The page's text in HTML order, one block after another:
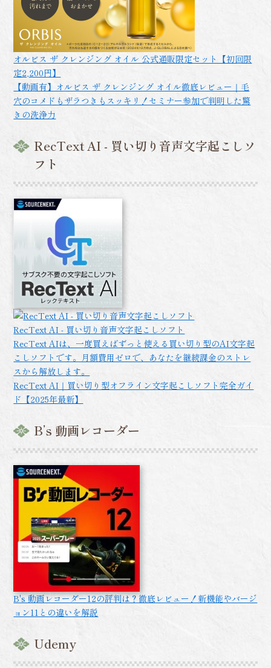
オルビス ザ クレンジング オイル 公式通販限定セット【初回限
定2,200円】
【動画有】オルビス ザ クレンジング オイル徹底レビュー｜毛
穴のコメドもザラつきもスッキリ！セミナー参加で判明した驚
きの洗浄力
RecText AI - 買い切り音声文字起こしソ
フト
RecText AI - 買い切り音声文字起こしソフト
RecText AIは、一度買えばずっと使える買い切り型のAI文字起
こしソフトです。月額費用ゼロで、あなたを継続課金のストレ
スから解放します。
RecText AI｜買い切り型オフライン文字起こしソフト完全ガイ
ド【2025年最新】
B’s 動画レコーダー
B's 動画レコーダー12の評判は？徹底レビュー！新機能やバージ
ョン11との違いを解説
Udemy